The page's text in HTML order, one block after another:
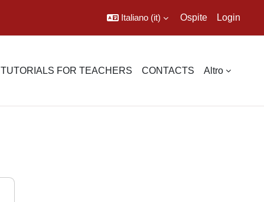
Italiano ‎(it)‎ Ospite Login
TUTORIALS FOR TEACHERS CONTACTS Altro